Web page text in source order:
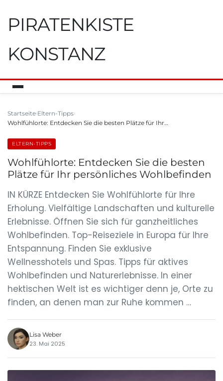
PIRATENKISTE
KONSTANZ
Startseite Eltern-Tipps
Wohlfühlorte: Entdecken Sie die besten Plätze für Ihr…
ELTERN-TIPPS
Wohlfühlorte: Entdecken Sie die besten
Plätze für Ihr persönliches Wohlbefinden
IN KÜRZE Entdecken Sie Wohlfühlorte für Ihre
Erholung. Vielfältige Landschaften und kulturelle
Erlebnisse. Öffnen Sie sich für ganzheitliches
Wohlbefinden. Top-Reiseziele in Europa für Ihre
Entspannung. Finden Sie exklusive
Wellnesshotels und Spas. Tipps für aktives
Wohlbefinden und Naturerlebnisse. In einer
hektischen Welt ist es wichtiger denn je, Orte zu
finden, an denen man zur Ruhe kommen …
Lisa Weber
23. Mai 2025